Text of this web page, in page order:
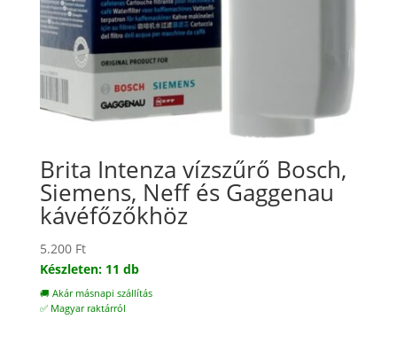
Brita Intenza vízszűrő Bosch,
Siemens, Neff és Gaggenau
kávéfőzőkhöz
5.200 Ft
Készleten: 11 db
🚚 Akár másnapi szállítás
✅ Magyar raktárról